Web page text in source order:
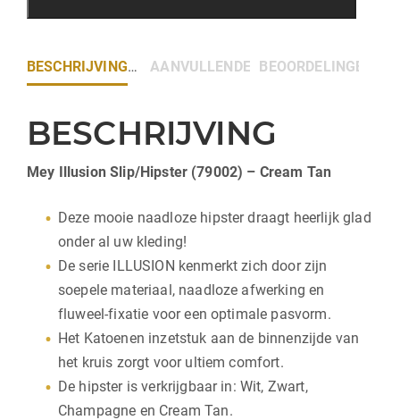
BESCHRIJVING AANVULLENDE INFORMATIE
BEOORDELINGEN (0)
BESCHRIJVING
Mey Illusion Slip/Hipster (79002) – Cream Tan
Deze mooie naadloze hipster draagt heerlijk glad
onder al uw kleding!
De serie ILLUSION kenmerkt zich door zijn
soepele materiaal, naadloze afwerking en
fluweel-fixatie voor een optimale pasvorm.
Het Katoenen inzetstuk aan de binnenzijde van
het kruis zorgt voor ultiem comfort.
De hipster is verkrijgbaar in: Wit, Zwart,
Champagne en Cream Tan.